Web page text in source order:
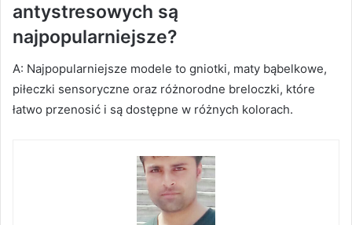
antystresowych są
najpopularniejsze?
A: Najpopularniejsze modele to gniotki, maty bąbelkowe,
piłeczki sensoryczne oraz różnorodne breloczki, które
łatwo przenosić i są dostępne w różnych kolorach.